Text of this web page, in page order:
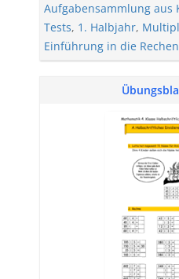
Aufgabensammlung aus
Tests, 1. Halbjahr,
Einführung in die